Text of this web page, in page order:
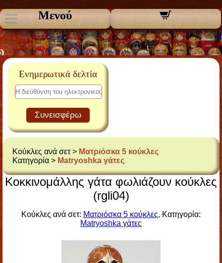
Μενού
Ενημερωτικά δελτία
Συνεισφέρω
Κούκλες ανά σετ > Ματριόσκα 5 κούκλες
Κατηγορία > Matryoshka γάτες
Κοκκινομάλλης γάτα φωλιάζουν κούκλες
(rgli04)
Κούκλες ανά σετ: Ματριόσκα 5 κούκλες, Κατηγορία:
Matryoshka γάτες